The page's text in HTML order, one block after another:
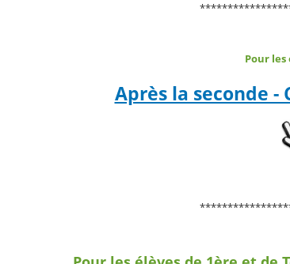
Pour les
Après la seconde -